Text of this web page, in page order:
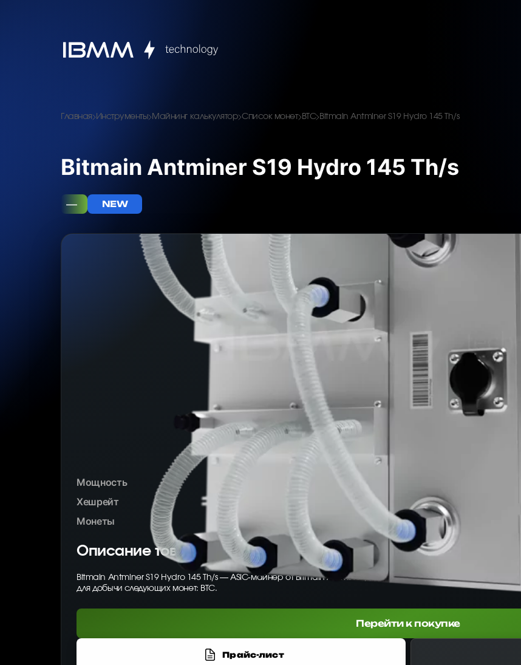
Главная Инструменты Майнинг калькулятор Список монет BTC Bitmain Antminer S19 Hydro 145 Th/s
Bitmain Antminer S19 Hydro 145 Th/s
— NEW
Мощность
Хешрейт
Монеты
Описание товара
Bitmain Antminer S19 Hydro 145 Th/s — ASIC-майнер от Bitmain Antminer для алгоритма SHA-256.
для добычи следующих монет: BTC.
Перейти к покупке
Прайс-лист